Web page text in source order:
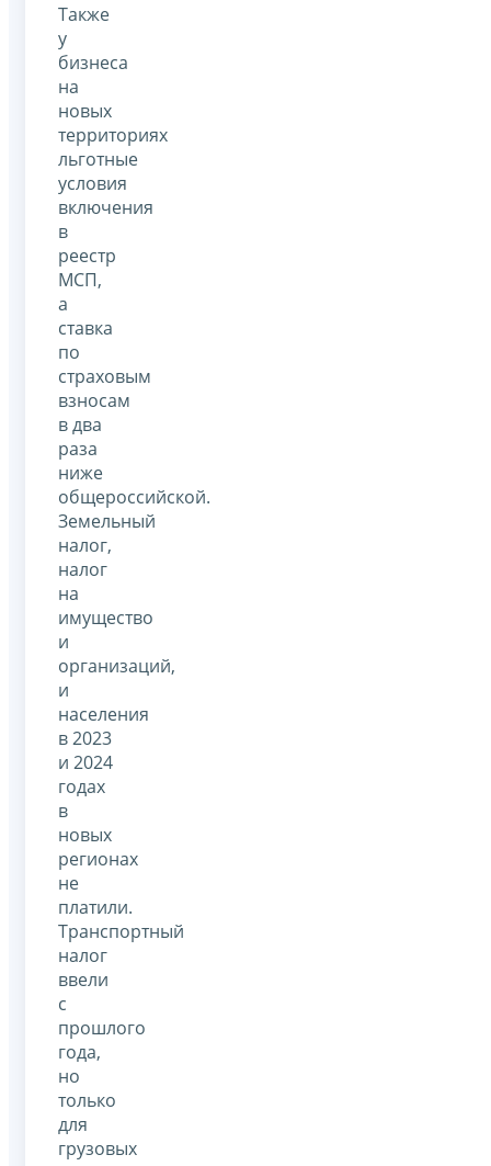
Также
у
бизнеса
на
новых
территориях
льготные
условия
включения
в
реестр
МСП,
а
ставка
по
страховым
взносам
в два
раза
ниже
общероссийской.
Земельный
налог,
налог
на
имущество
и
организаций,
и
населения
в 2023
и 2024
годах
в
новых
регионах
не
платили.
Транспортный
налог
ввели
с
прошлого
года,
но
только
для
грузовых